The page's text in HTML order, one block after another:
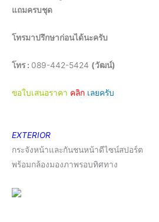
แถมครบชุด
โทรมาปรึกษาก่อนได้นะครับ
โทร : 089-442-5424 (วัฒน์)
ขอใบเสนอราคา คลิก เลยครับ
EXTERIOR
กระจังหน้าและกันชนหน้าดีไซน์สปอร์ต
พร้อมกล้องมองภาพรอบทิศทาง